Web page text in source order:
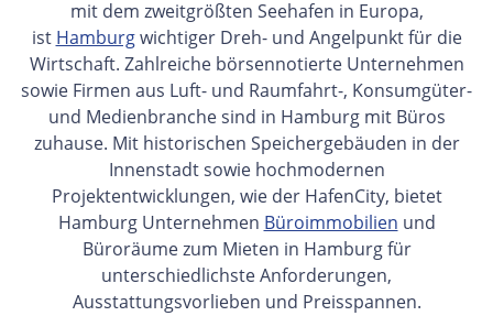
mit dem zweitgrößten Seehafen in Europa,
ist Hamburgwichtiger Dreh- und Angelpunkt für die
Wirtschaft. Zahlreiche börsennotierte Unternehmen
sowie Firmen aus Luft- und Raumfahrt-, Konsumgüter-
und Medienbranche sind in Hamburg mit Büros
zuhause. Mit historischen Speichergebäuden in der
Innenstadt sowie hochmodernen
Projektentwicklungen, wie der HafenCity, bietet
Hamburg Unternehmen Büroimmobilien und
Büroräume zum Mieten in Hamburg für
unterschiedlichste Anforderungen,
Ausstattungsvorlieben und Preisspannen.